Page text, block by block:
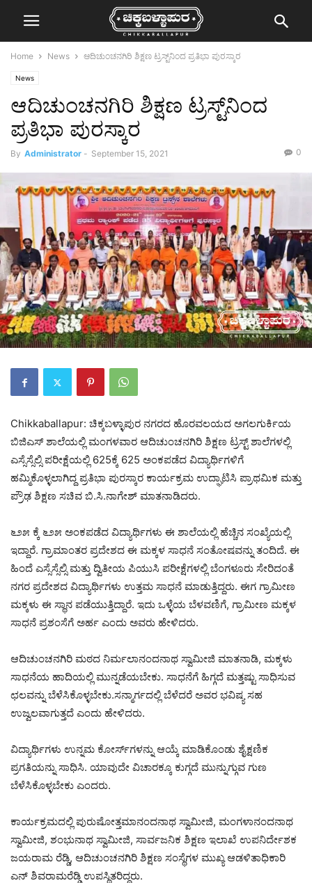
Home News ಆದಿಚುಂಚನಗಿರಿ ಶಿಕ್ಷಣ ಟ್ರಸ್ಟ್‌ನಿಂದ ಪ್ರತಿಭಾ ಪುರಸ್ಕಾರ
News
ಆದಿಚುಂಚನಗಿರಿ ಶಿಕ್ಷಣ ಟ್ರಸ್ಟ್‌ನಿಂದ
ಪ್ರತಿಭಾ ಪುರಸ್ಕಾರ
By Administrator - September 15, 2021 0
Chikkaballapur: ಚಿಕ್ಕಬಳ್ಳಾಪುರ ನಗರದ ಹೊರವಲಯದ ಅಗಲಗುರ್ಕಿಯ
ಬಿಜಿಎಸ್ ಶಾಲೆಯಲ್ಲಿ ಮಂಗಳವಾರ ಆದಿಚುಂಚನಗಿರಿ ಶಿಕ್ಷಣ ಟ್ರಸ್ಟ್ ಶಾಲೆಗಳಲ್ಲಿ
ಎಸ್ಸೆಸ್ಸೆಲ್ಸಿ ಪರೀಕ್ಷೆಯಲ್ಲಿ 625ಕ್ಕೆ 625 ಅಂಕಪಡೆದ ವಿದ್ಯಾರ್ಥಿಗಳಿಗೆ
ಹಮ್ಮಿಕೊಳ್ಳಲಾಗಿದ್ದ ಪ್ರತಿಭಾ ಪುರಸ್ಕಾರ ಕಾರ್ಯಕ್ರಮ ಉದ್ಘಾಟಿಸಿ ಪ್ರಾಥಮಿಕ ಮತ್ತು
ಪ್ರೌಢ ಶಿಕ್ಷಣ ಸಚಿವ ಬಿ.ಸಿ.ನಾಗೇಶ್ ಮಾತನಾಡಿದರು.
೬೨೫ ಕ್ಕೆ ೬೨೫ ಅಂಕ‍ಪಡೆದ ವಿದ್ಯಾರ್ಥಿಗಳು ಈ ಶಾಲೆಯಲ್ಲಿ ಹೆಚ್ಚಿನ ಸಂಖ್ಯೆಯಲ್ಲಿ
ಇದ್ದಾರೆ. ಗ್ರಾಮಾಂತರ ‍ಪ್ರದೇಶದ ಈ ಮಕ್ಕಳ ಸಾಧನೆ ಸಂತೋಷವನ್ನು ತಂದಿದೆ. ಈ
ಹಿಂದೆ ಎಸ್ಸೆಸ್ಸೆಲ್ಸಿ ಮತ್ತು ದ್ವಿತೀಯ ಪಿಯುಸಿ ಪರೀಕ್ಷೆಗಳಲ್ಲಿ ಬೆಂಗಳೂರು ಸೇರಿದಂತೆ
ನಗರ ಪ್ರದೇಶದ ವಿದ್ಯಾರ್ಥಿಗಳು ಉತ್ತಮ ಸಾಧನೆ ಮಾಡುತ್ತಿದ್ದರು. ಈಗ ಗ್ರಾಮೀಣ
ಮಕ್ಕಳು ಈ ಸ್ಥಾನ ಪಡೆಯುತ್ತಿದ್ದಾರೆ. ಇದು ಒಳ್ಳೆಯ ಬೆಳವಣಿಗೆ, ಗ್ರಾಮೀಣ ಮಕ್ಕಳ
ಸಾಧನೆ ಪ್ರಶಂಸೆಗೆ ಅರ್ಹ ಎಂದು ಅವರು ಹೇಳಿದರು.
ಆದಿಚುಂಚನಗಿರಿ ಮಠದ ನಿರ್ಮಲಾನಂದನಾಥ ಸ್ವಾಮೀಜಿ ಮಾತನಾಡಿ, ಮಕ್ಕಳು
ಸಾಧನೆಯ ಹಾದಿಯಲ್ಲಿ ಮುನ್ನಡೆಯಬೇಕು. ಸಾಧನೆಗೆ ಹಿಗ್ಗದೆ ಮತ್ತಷ್ಟು ಸಾಧಿಸುವ
ಛಲವನ್ನು ಬೆಳೆಸಿಕೊಳ್ಳಬೇಕು.ಸನ್ಮಾರ್ಗದಲ್ಲಿ ಬೆಳೆದರೆ ಅವರ ಭವಿಷ್ಯ ಸಹ
ಉಜ್ವಲವಾಗುತ್ತದೆ ಎಂದು ಹೇಳಿದರು.
ವಿದ್ಯಾರ್ಥಿಗಳು ಉನ್ನಮ ಕೋರ್ಸ್‌ಗಳನ್ನು ಆಯ್ಕೆ ಮಾಡಿಕೊಂಡು ಶೈಕ್ಷಣಿಕ
ಪ್ರಗತಿಯನ್ನು ಸಾಧಿಸಿ. ಯಾವುದೇ ವಿಚಾರಕ್ಕೂ ಕುಗ್ಗದೆ ಮುನ್ನುಗ್ಗುವ ಗುಣ
ಬೆಳೆಸಿಕೊಳ್ಳಬೇಕು ಎಂದರು.
ಕಾರ್ಯಕ್ರಮದಲ್ಲಿ ಪುರುಷೋತ್ತಮಾನಂದನಾಥ ಸ್ವಾಮೀಜಿ, ಮಂಗಳಾನಂದನಾಥ
ಸ್ವಾಮೀಜಿ, ಶಂಭುನಾಥ ಸ್ವಾಮೀಜಿ, ಸಾರ್ವಜನಿಕ ಶಿಕ್ಷಣ ಇಲಾಖೆ ಉಪನಿರ್ದೇಶಕ
ಜಯರಾಮ ರೆಡ್ಡಿ, ಆದಿಚುಂಚನಗಿರಿ ಶಿಕ್ಷಣ ಸಂಸ್ಥೆಗಳ ಮುಖ್ಯ ಆಡಳಿತಾಧಿಕಾರಿ
ಎನ್ ಶಿವರಾಮರೆಡ್ಡಿ ಉಪಸ್ಥಿತರಿದ್ದರು.